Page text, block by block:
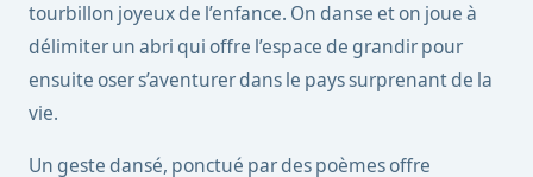
tourbillon joyeux de l’enfance. On danse et on joue à
délimiter un abri qui offre l’espace de grandir pour
ensuite oser s’aventurer dans le pays surprenant de la
vie.
Un geste dansé, ponctué par des poèmes offre